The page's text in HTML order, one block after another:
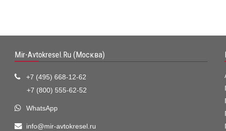
Mir-Avtokresel.Ru (Москва)
+7 (495) 668-12-62
+7 (800) 555-62-52
WhatsApp
info@mir-avtokresel.ru